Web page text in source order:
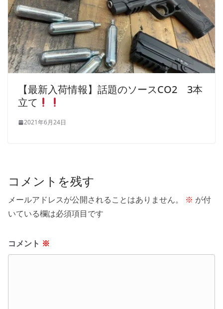
【最新入荷情報】話題のソースCO2 3本
立て
2021年6月24日
コメントを残す
メールアドレスが公開されることはありません。 ※ が付
いている欄は必須項目です
コメント ※